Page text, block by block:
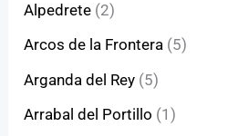
Alpedrete (2)
Arcos de la Frontera (5)
Arganda del Rey (5)
Arrabal del Portillo (1)